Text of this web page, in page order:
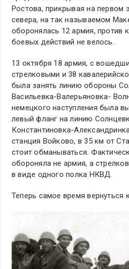
Ростова, прикрывая на первом
севера, на так называемом
оборонялась 12 армия, против
боевых действий не велось.
13 октября 18 армия, с
стрелковыми и 38
была занять линию обороны
Васильевка-Валерьяновка-
немецкого наступления была
левый фланг на линию
Константиновка-
станция Войково, в 35 км от
стоит обманываться.
обороняла не армия, а
в виде одного полка НКВД.
Теперь самое время вернуться